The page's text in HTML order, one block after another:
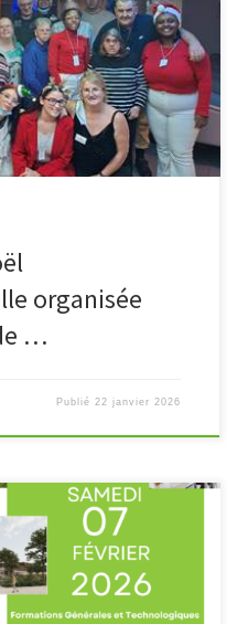
étudiants de la classe de BTS
ont mené un projet
une […]
organisée
…
Publié 22 janvier 2026